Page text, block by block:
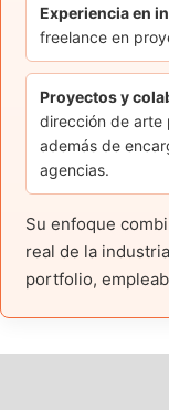
Experiencia en
freelance en
Proyectos y
dirección de arte
además de
agencias.
Su enfoque
real de la
portfolio,